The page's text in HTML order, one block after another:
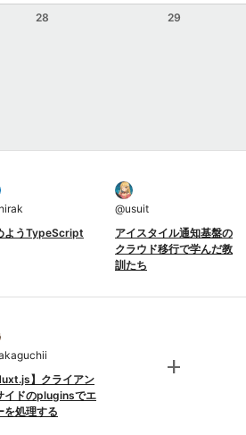
28 29
ようTypeScript
@usuit
アイスタイル通知基盤の
クラウド移行で学んだ教
訓たち
】クライアン
イドのpluginsでエ
を処理する
add